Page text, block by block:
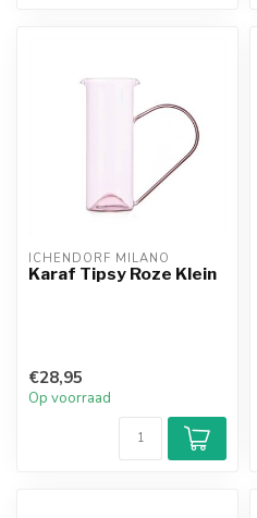
ICHENDORF MILANO
Karaf Tipsy Roze Klein
€28,95
Op voorraad